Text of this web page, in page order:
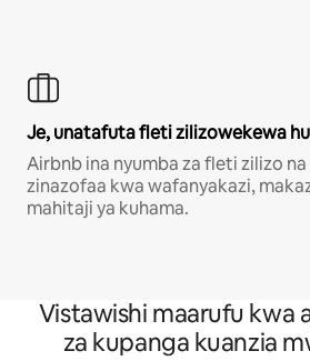
Je, unatafuta fleti zilizowekewa
Airbnb ina nyumba za fleti zilizo
zinazofaa kwa wafanyakazi,
mahitaji ya kuhama.
Vistawishi maarufu kwa
za kupanga kuanzia